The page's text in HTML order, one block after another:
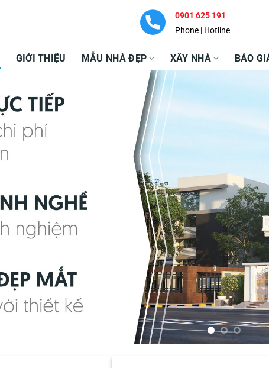
0901 625 191
Phone | Hotline
GIỚI THIỆU MẪU NHÀ ĐẸP XÂY NHÀ BÁO